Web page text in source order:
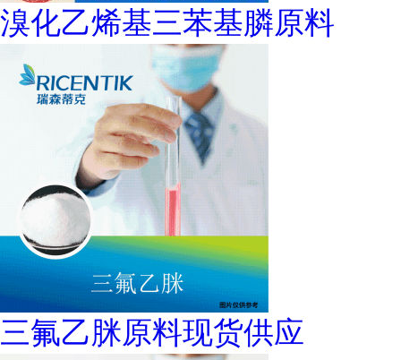
溴化乙烯基三苯基膦原料
三氟乙脒原料现货供应